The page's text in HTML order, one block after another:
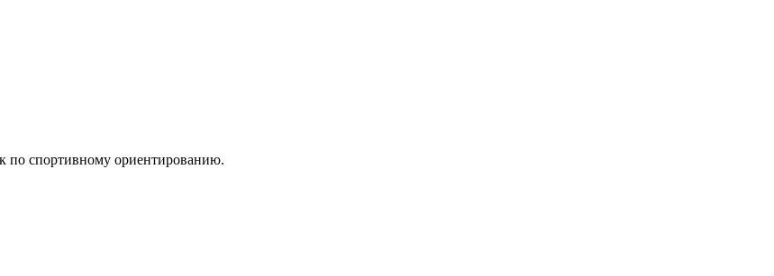
по спортивному ориентированию.